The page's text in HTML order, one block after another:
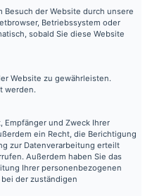
der Website durch unsere
Betriebssystem oder
sobald Sie diese Website
Website zu gewährleisten.
werden.
und Zweck Ihrer
ein Recht, die Berichtigung
zur Datenverarbeitung erteilt
Außerdem haben Sie das
Ihrer personenbezogenen
der zuständigen